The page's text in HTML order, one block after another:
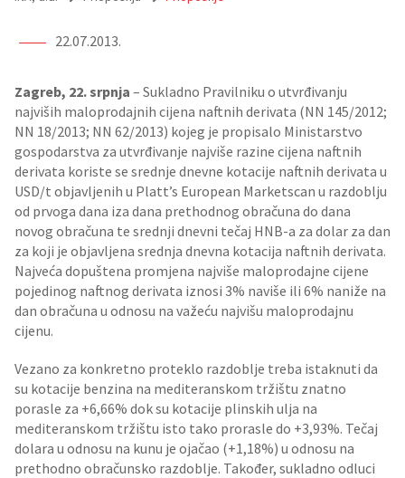
22.07.2013.
Zagreb, 22. srpnja – Sukladno Pravilniku o utvrđivanju
najviših maloprodajnih cijena naftnih derivata (NN 145/2012;
NN 18/2013; NN 62/2013) kojeg je propisalo Ministarstvo
gospodarstva za utvrđivanje najviše razine cijena naftnih
derivata koriste se srednje dnevne kotacije naftnih derivata u
USD/t objavljenih u Platt’s European Marketscan u razdoblju
od prvoga dana iza dana prethodnog obračuna do dana
novog obračuna te srednji dnevni tečaj HNB-a za dolar za dan
za koji je objavljena srednja dnevna kotacija naftnih derivata.
Najveća dopuštena promjena najviše maloprodajne cijene
pojedinog naftnog derivata iznosi 3% naviše ili 6% naniže na
dan obračuna u odnosu na važeću najvišu maloprodajnu
cijenu.
Vezano za konkretno proteklo razdoblje treba istaknuti da
su kotacije benzina na mediteranskom tržištu znatno
porasle za +6,66% dok su kotacije plinskih ulja na
mediteranskom tržištu isto tako prorasle do +3,93%. Tečaj
dolara u odnosu na kunu je ojačao (+1,18%) u odnosu na
prethodno obračunsko razdoblje. Također, sukladno odluci